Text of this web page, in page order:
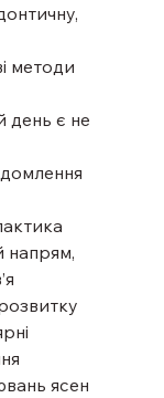
методи
день є не
напрям,
ясен